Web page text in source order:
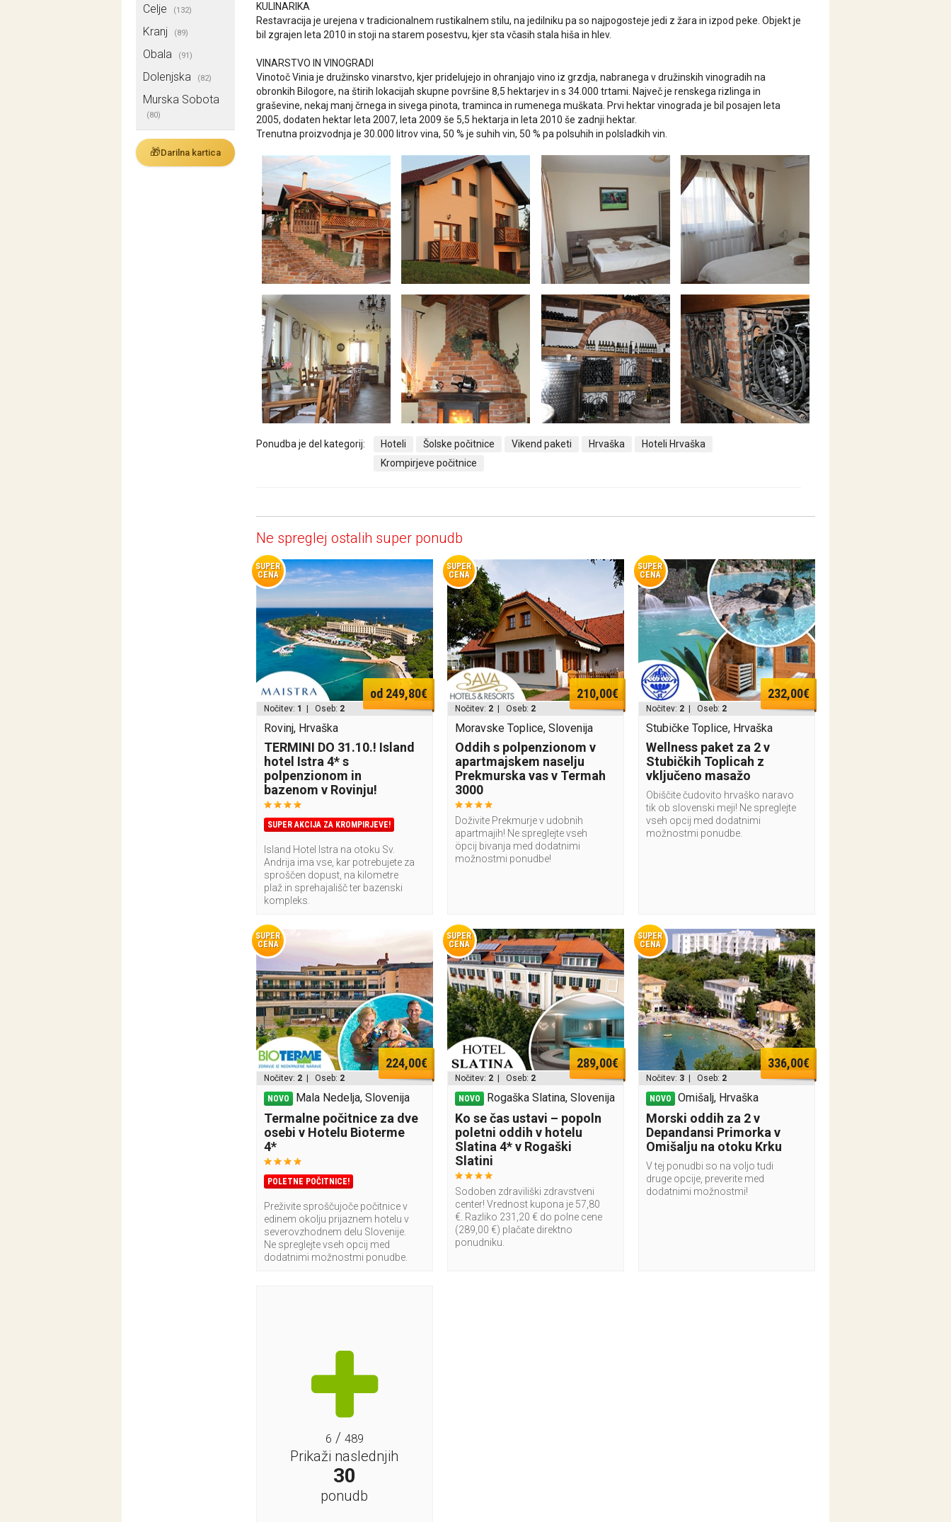
Celje (132)
Kranj (89)
Obala (91)
Dolenjska (82)
Murska Sobota
(80)
🎁Darilna kartica
KULINARIKA
Restavracija je urejena v tradicionalnem rustikalnem stilu, na jedilniku pa so najpogosteje jedi z žara in izpod peke. Objekt je
bil zgrajen leta 2010 in stoji na starem posestvu, kjer sta včasih stala hiša in hlev.
VINARSTVO IN VINOGRADI
Vinotoč Vinia je družinsko vinarstvo, kjer pridelujejo in ohranjajo vino iz grzdja, nabranega v družinskih vinogradih na
obronkih Bilogore, na štirih lokacijah skupne površine 8,5 hektarjev in s 34.000 trtami. Največ je renskega rizlinga in
graševine, nekaj manj črnega in sivega pinota, traminca in rumenega muškata. Prvi hektar vinograda je bil posajen leta
2005, dodaten hektar leta 2007, leta 2009 še 5,5 hektarja in leta 2010 še zadnji hektar.
Trenutna proizvodnja je 30.000 litrov vina, 50 % je suhih vin, 50 % pa polsuhih in polsladkih vin.
Ponudba je del kategorij: Hoteli Šolske počitnice Vikend paketi Hrvaška
Hoteli Hrvaška
Krompirjeve počitnice
Ne spreglej ostalih super ponudb
SUPER
CENA
od 249,80€
Nočitev: 1 | Oseb: 2
Rovinj, Hrvaška
TERMINI DO 31.10.! Island
hotel Istra 4* s
polpenzionom in
bazenom v Rovinju!
SUPER AKCIJA ZA KROMPIRJEVE!
Island Hotel Istra na otoku Sv.
Andrija ima vse, kar potrebujete za
sproščen dopust, na kilometre
plaž in sprehajališč ter bazenski
kompleks.
SUPER
CENA
210,00€
Nočitev: 2 | Oseb: 2
Moravske Toplice, Slovenija
Oddih s polpenzionom v
apartmajskem naselju
Prekmurska vas v Termah
3000
Doživite Prekmurje v udobnih
apartmajih! Ne spreglejte vseh
öpcij bivanja med dodatnimi
možnostmi ponudbe!
SUPER
CENA
232,00€
Nočitev: 2 | Oseb: 2
Stubičke Toplice, Hrvaška
Wellness paket za 2 v
Stubičkih Toplicah z
vključeno masažo
Obiščite čudovito hrvaško naravo
tik ob slovenski meji! Ne spreglejte
vseh opcij med dodatnimi
možnostmi ponudbe.
SUPER
CENA
224,00€
Nočitev: 2 | Oseb: 2
NOVO Mala Nedelja, Slovenija
Termalne počitnice za dve
osebi v Hotelu Bioterme
4*
POLETNE POČITNICE!
Preživite sproščujoče počitnice v
edinem okolju prijaznem hotelu v
severovzhodnem delu Slovenije.
Ne spreglejte vseh opcij med
dodatnimi možnostmi ponudbe.
SUPER
CENA
289,00€
Nočitev: 2 | Oseb: 2
NOVO Rogaška Slatina, Slovenija
Ko se čas ustavi – popoln
poletni oddih v hotelu
Slatina 4* v Rogaški
Slatini
Sodoben zdraviliški zdravstveni
center! Vrednost kupona je 57,80
€. Razliko 231,20 € do polne cene
(289,00 €) plačate direktno
ponudniku.
SUPER
CENA
336,00€
Nočitev: 3 | Oseb: 2
NOVO Omišalj, Hrvaška
Morski oddih za 2 v
Depandansi Primorka v
Omišalju na otoku Krku
V tej ponudbi so na voljo tudi
druge opcije, preverite med
dodatnimi možnostmi!
6 / 489
Prikaži naslednjih
30
ponudb